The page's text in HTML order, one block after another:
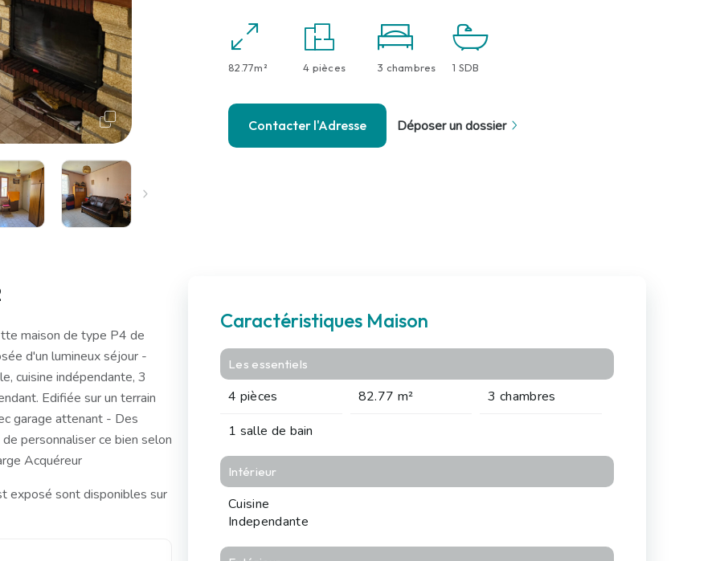
82.77m² 4 pièces 3 chambres 1 SDB
Contacter l'Adresse Déposer un dossier
maison de type P4 de
d'un lumineux séjour -
cuisine indépendante, 3
Edifiée sur un terrain
garage attenant - Des
personnaliser ce bien selon
Acquéreur
exposé sont disponibles sur
Caractéristiques Maison
Les essentiels
4 pièces 82.77 m²
3 chambres
1 salle de bain
Intérieur
Cuisine
Independante